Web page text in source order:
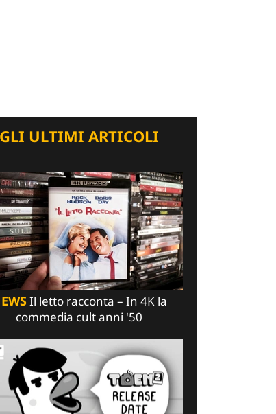
GLI ULTIMI ARTICOLI
Il letto racconta – In 4K la
commedia cult anni '50